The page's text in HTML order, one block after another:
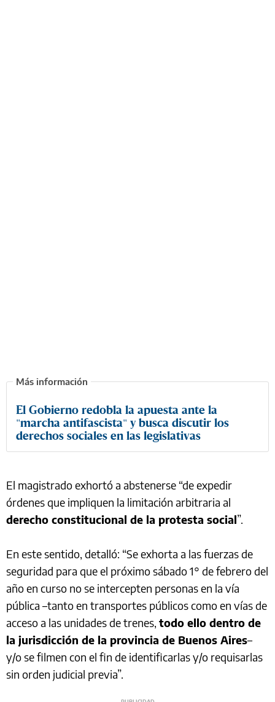
El Gobierno redobla la apuesta ante la
"marcha antifascista" y busca discutir los
derechos sociales en las legislativas
El magistrado exhortó a abstenerse “de expedir
órdenes que impliquen la limitación arbitraria al
derecho constitucional de la protesta social”.
En este sentido, detalló: “Se exhorta a las fuerzas de
seguridad para que el próximo sábado 1° de febrero del
año en curso no se intercepten personas en la vía
pública –tanto en transportes públicos como en vías de
acceso a las unidades de trenes, todo ello dentro de
la jurisdicción de la provincia de Buenos Aires–
y/o se filmen con el fin de identificarlas y/o requisarlas
sin orden judicial previa”.